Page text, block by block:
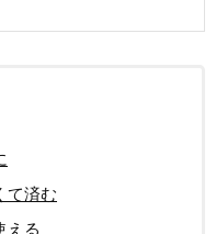
て済む
える